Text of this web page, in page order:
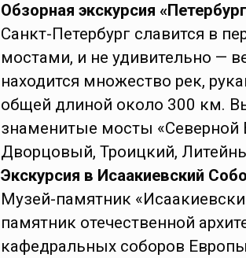
Обзорная экскурсия
Санкт-Петербург славится в
мостами, и не удивительно —
находится множество рек,
общей длиной около 300 км.
знаменитые мосты «Северной
Дворцовый, Троицкий,
Экскурсия в Исаакиевский
Музей-памятник
памятник отечественной
кафедральных соборов